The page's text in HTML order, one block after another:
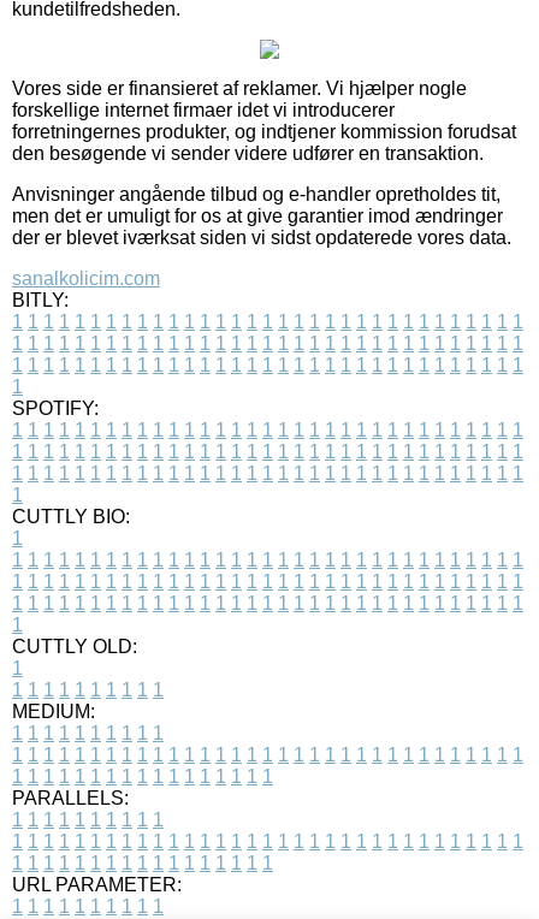
kundetilfredsheden.
Vores side er finansieret af reklamer. Vi hjælper nogle
forskellige internet firmaer idet vi introducerer
forretningernes produkter, og indtjener kommission forudsat
den besøgende vi sender videre udfører en transaktion.
Anvisninger angående tilbud og e-handler opretholdes tit,
men det er umuligt for os at give garantier imod ændringer
der er blevet iværksat siden vi sidst opdaterede vores data.
sanalkolicim.com
BITLY:
1 1 1 1 1 1 1 1 1 1 1 1 1 1 1 1 1 1 1 1 1 1 1 1 1 1 1 1 1 1 1 1 1
1 1 1 1 1 1 1 1 1 1 1 1 1 1 1 1 1 1 1 1 1 1 1 1 1 1 1 1 1 1 1 1 1
1 1 1 1 1 1 1 1 1 1 1 1 1 1 1 1 1 1 1 1 1 1 1 1 1 1 1 1 1 1 1 1 1
1
SPOTIFY:
1 1 1 1 1 1 1 1 1 1 1 1 1 1 1 1 1 1 1 1 1 1 1 1 1 1 1 1 1 1 1 1 1
1 1 1 1 1 1 1 1 1 1 1 1 1 1 1 1 1 1 1 1 1 1 1 1 1 1 1 1 1 1 1 1 1
1 1 1 1 1 1 1 1 1 1 1 1 1 1 1 1 1 1 1 1 1 1 1 1 1 1 1 1 1 1 1 1 1
1
CUTTLY BIO:
1
1 1 1 1 1 1 1 1 1 1 1 1 1 1 1 1 1 1 1 1 1 1 1 1 1 1 1 1 1 1 1 1 1
1 1 1 1 1 1 1 1 1 1 1 1 1 1 1 1 1 1 1 1 1 1 1 1 1 1 1 1 1 1 1 1 1
1 1 1 1 1 1 1 1 1 1 1 1 1 1 1 1 1 1 1 1 1 1 1 1 1 1 1 1 1 1 1 1 1
1
CUTTLY OLD:
1
1 1 1 1 1 1 1 1 1 1
MEDIUM:
1 1 1 1 1 1 1 1 1 1
1 1 1 1 1 1 1 1 1 1 1 1 1 1 1 1 1 1 1 1 1 1 1 1 1 1 1 1 1 1 1 1 1
1 1 1 1 1 1 1 1 1 1 1 1 1 1 1 1 1
PARALLELS:
1 1 1 1 1 1 1 1 1 1
1 1 1 1 1 1 1 1 1 1 1 1 1 1 1 1 1 1 1 1 1 1 1 1 1 1 1 1 1 1 1 1 1
1 1 1 1 1 1 1 1 1 1 1 1 1 1 1 1 1
URL PARAMETER:
1 1 1 1 1 1 1 1 1 1